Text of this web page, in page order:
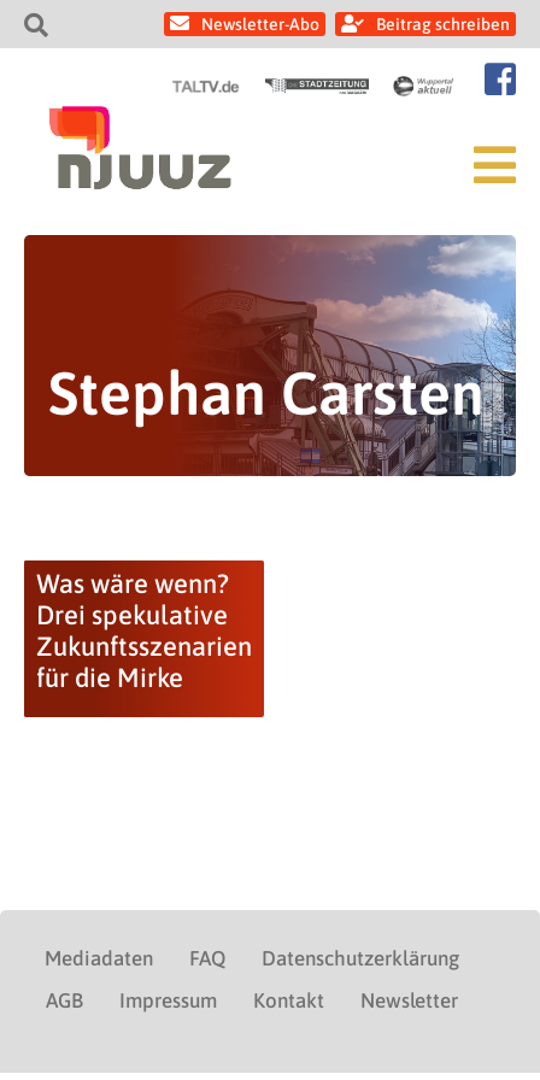
Newsletter-Abo Beitrag schreiben
Stephan Carsten
Was wäre wenn?
Drei spekulative
Zukunftsszenarien
für die Mirke
Mediadaten FAQ
Datenschutzerklärung
AGB
Impressum Kontakt Newsletter